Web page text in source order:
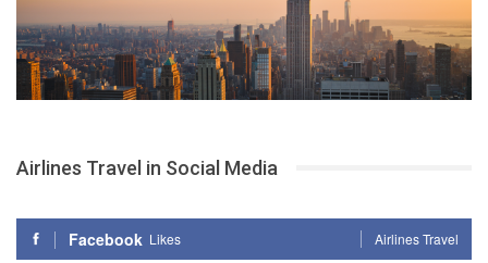
Airlines Travel in Social Media
Facebook Likes Airlines Travel